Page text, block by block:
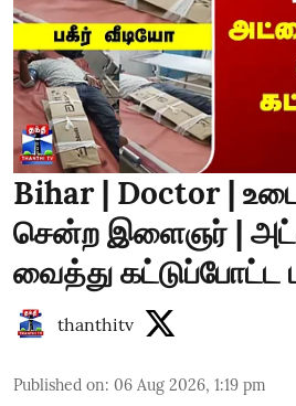
Bihar | Doctor |
சென்ற இளைஞர் |
வைத்து கட்டுப்போட்ட
thanthitv
Published on: 06 Aug 2026, 1:19 pm